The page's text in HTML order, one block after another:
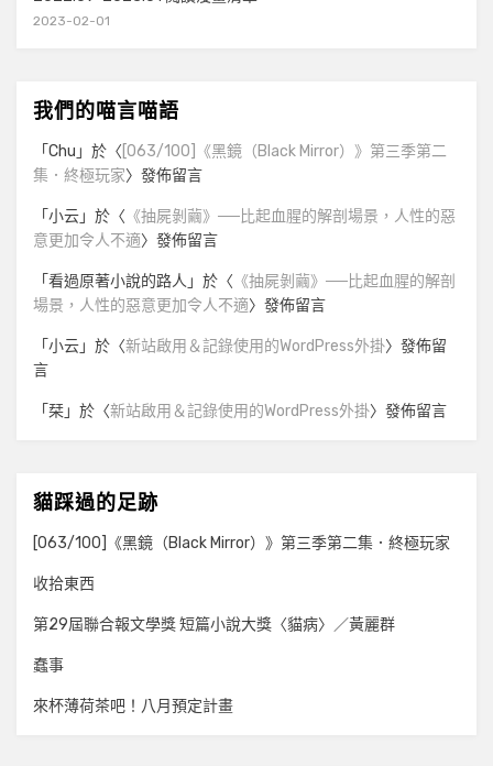
2023-02-01
我們的喵言喵語
「Chu 」於〈 [063/100]《黑鏡（Black Mirror）》第三季第二
集．終極玩家〉發佈留言
「小云」於〈 《抽屍剝繭》──比起血腥的解剖場景，人性的惡
意更加令人不適〉發佈留言
「看過原著小說的路人 」於〈 《抽屍剝繭》──比起血腥的解剖
場景，人性的惡意更加令人不適〉發佈留言
「小云」於〈新站啟用＆記錄使用的WordPress外掛〉發佈留
言
「栞」於〈新站啟用＆記錄使用的WordPress外掛〉發佈留言
貓踩過的足跡
[063/100]《黑鏡（Black Mirror）》第三季第二集．終極玩家
收拾東西
第29屆聯合報文學獎 短篇小說大獎〈貓病〉／黃麗群
蠢事
來杯薄荷茶吧！八月預定計畫